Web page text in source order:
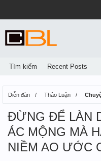
Diễn đàn Thảo Luận
ĐỪNG ĐỂ LÀN
ÁC MỘNG MÀ
NIỀM AO ƯỚC
Tìm kiếm Recent Posts